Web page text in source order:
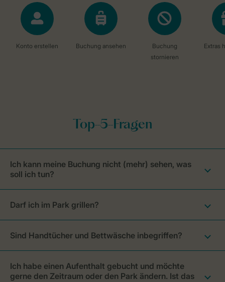
Ich kann meine Buchung nicht (mehr) sehen, was
soll ich tun?
Darf ich im Park grillen?
Sind Handtücher und Bettwäsche inbegriffen?
Ich habe einen Aufenthalt gebucht und möchte
gerne den Zeitraum oder den Park ändern. Ist das